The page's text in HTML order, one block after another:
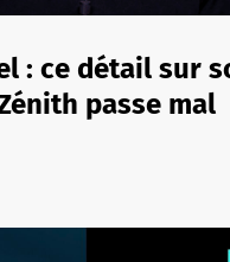
: ce détail sur
passe mal